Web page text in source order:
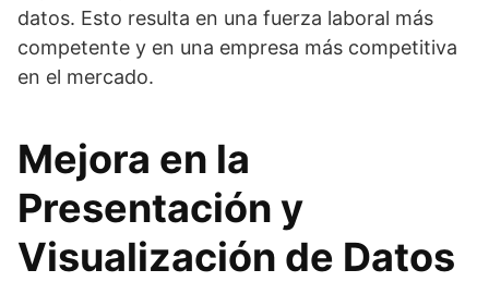
datos. Esto resulta en una fuerza laboral más
competente y en una empresa más competitiva
en el mercado.
Mejora en la
Presentación y
Visualización de Datos